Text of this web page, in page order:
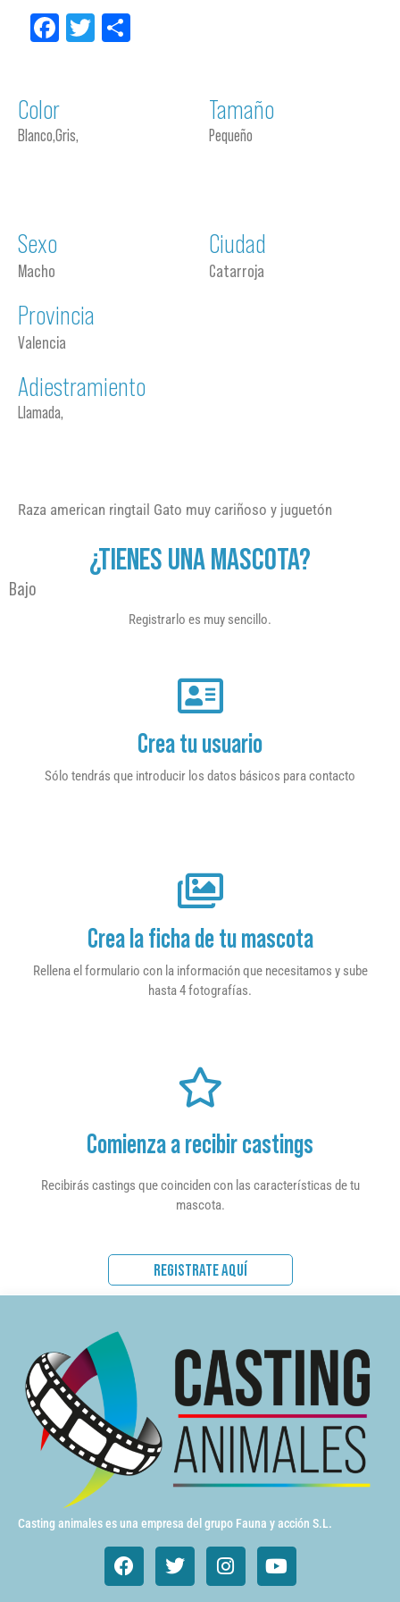
Facebook
Twitter
Color
Blanco,Gris,
Tamaño
Pequeño
Sexo
Macho
Ciudad
Catarroja
Provincia
Valencia
Adiestramiento
Llamada,
Raza american ringtail Gato muy cariñoso y juguetón
¿TIENES UNA MASCOTA?
Bajo
Registrarlo es muy sencillo.
Crea tu usuario
Sólo tendrás que introducir los datos básicos para contacto
Crea la ficha de tu mascota
Rellena el formulario con la información que necesitamos y sube
hasta 4 fotografías.
Comienza a recibir castings
Recibirás castings que coinciden con las características de tu
mascota.
REGISTRATE AQUÍ
Casting animales es una empresa del grupo Fauna y acción S.L.